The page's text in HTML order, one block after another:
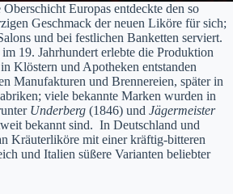
Europas entdeckte den so
Geschmack der neuen Liköre für sich;
und bei festlichen Banketten serviert.
19. Jahrhundert erlebte die Produktion
Klöstern und Apotheken entstanden
Manufakturen und Brennereien, später in
viele bekannte Marken wurden in
Underberg (1846) und Jägermeister
bekannt sind. In Deutschland und
Kräuterliköre mit einer kräftig-bitteren
und Italien süßere Varianten beliebter